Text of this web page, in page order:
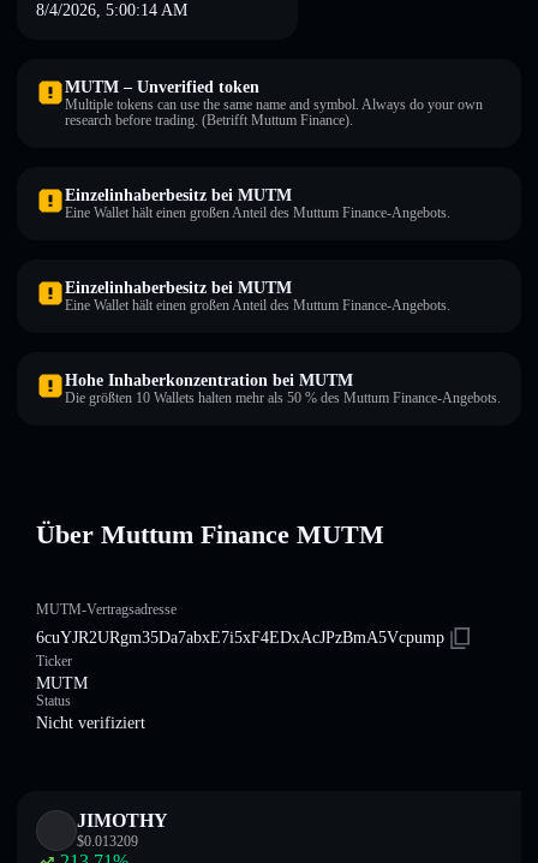
8/4/2026, 5:00:14 AM
MUTM – Unverified token
Multiple tokens can use the same name and symbol. Always do your own
research before trading. (Betrifft Muttum Finance).
Einzelinhaberbesitz bei MUTM
Eine Wallet hält einen großen Anteil des Muttum Finance-Angebots.
Einzelinhaberbesitz bei MUTM
Eine Wallet hält einen großen Anteil des Muttum Finance-Angebots.
Hohe Inhaberkonzentration bei MUTM
Die größten 10 Wallets halten mehr als 50 % des Muttum Finance-Angebots.
Über Muttum Finance MUTM
MUTM-Vertragsadresse
6cuYJR2URgm35Da7abxE7i5xF4EDxAcJPzBmA5Vcpump
Ticker
MUTM
Status
Nicht verifiziert
JIMOTHY
$0.013209